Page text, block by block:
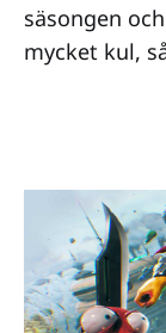
säsongen
mycket kul,